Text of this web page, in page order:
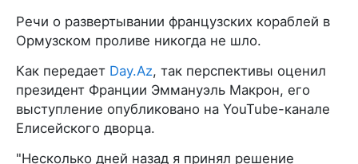
Речи о развертывании французских кораблей в
Ормузском проливе никогда не шло.
Как передает Day.Az, так перспективы оценил
президент Франции Эммануэль Макрон, его
выступление опубликовано на YouTube-канале
Елисейского дворца.
"Несколько дней назад я принял решение